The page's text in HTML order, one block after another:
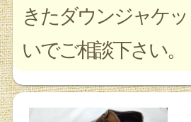
きたダウンジャケ
いでご相談下さい。